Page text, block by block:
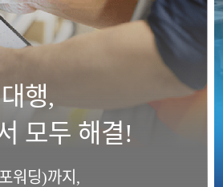
행,
모두 해결!
워딩)까지,